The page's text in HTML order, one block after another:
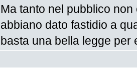
Ma tanto nel pubblico
abbiano dato fastidio a
basta una bella legge per